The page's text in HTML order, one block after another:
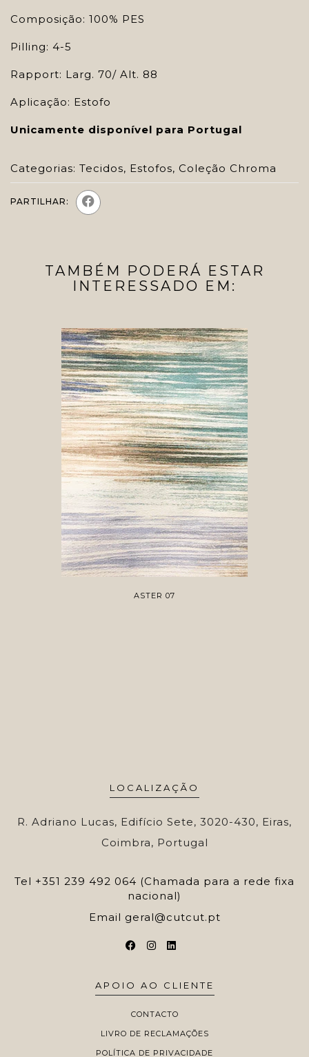
Composição: 100% PES
Pilling: 4-5
Rapport: Larg. 70/ Alt. 88
Aplicação: Estofo
Unicamente disponível para Portugal
Categorias: Tecidos, Estofos, Coleção Chroma
PARTILHAR:
TAMBÉM PODERÁ ESTAR
INTERESSADO EM:
ASTER 07
LOCALIZAÇÃO
R. Adriano Lucas, Edifício Sete, 3020-430, Eiras,
Coimbra, Portugal
Tel +351 239 492 064 (Chamada para a rede fixa
nacional)
Email geral@cutcut.pt
APOIO AO CLIENTE
CONTACTO
LIVRO DE RECLAMAÇÕES
POLÍTICA DE PRIVACIDADE